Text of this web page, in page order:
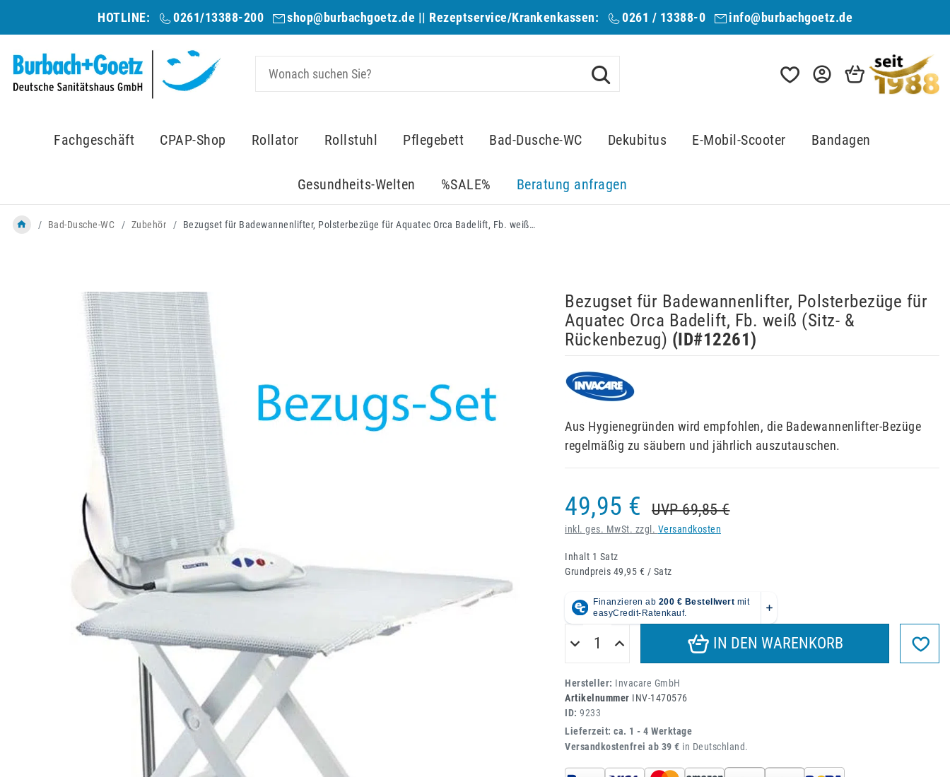
HOTLINE: 0261/13388-200 shop@burbachgoetz.de || Rezeptservice/Krankenkassen: 0261 / 13388-0 info@burbachgoetz.de
Fachgeschäft CPAP-Shop Rollator Rollstuhl Pflegebett Bad-Dusche-WC Dekubitus E-Mobil-Scooter Bandagen
Gesundheits-Welten %SALE% Beratung anfragen
Bad-Dusche-WC Zubehör Bezugset für Badewannenlifter, Polsterbezüge für Aquatec Orca Badelift, Fb. weiß (Sitz- & Rückenbezug)
Bezugset für Badewannenlifter, Polsterbezüge für
Aquatec Orca Badelift, Fb. weiß (Sitz- &
Rückenbezug) (ID#12261)
Aus Hygienegründen wird empfohlen, die Badewannenlifter-Bezüge
regelmäßig zu säubern und jährlich auszutauschen.
49,95 € UVP 69,85 €
inkl. ges. MwSt. zzgl. Versandkosten
Inhalt 1 Satz
Grundpreis 49,95 € / Satz
IN DEN WARENKORB
Hersteller: Invacare GmbH
Artikelnummer INV-1470576
ID: 9233
Lieferzeit: ca. 1 - 4 Werktage
Versandkostenfrei ab 39 € in Deutschland.